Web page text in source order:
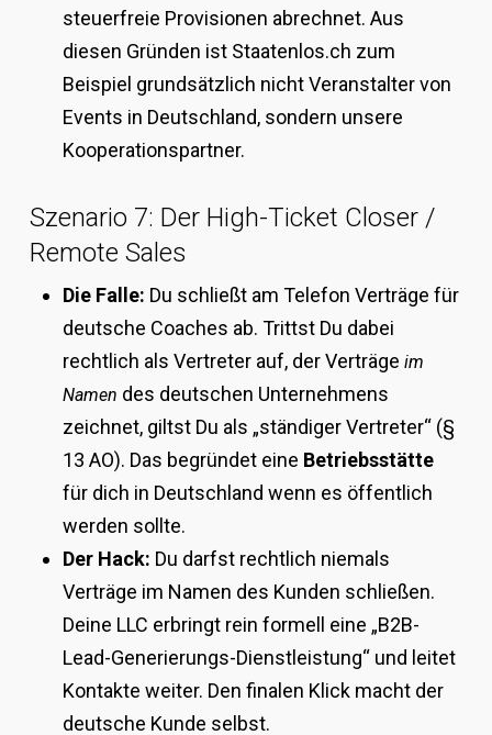
steuerfreie Provisionen abrechnet. Aus
diesen Gründen ist Staatenlos.ch zum
Beispiel grundsätzlich nicht Veranstalter von
Events in Deutschland, sondern unsere
Kooperationspartner.
Szenario 7: Der High-Ticket Closer /
Remote Sales
Die Falle: Du schließt am Telefon Verträge für
deutsche Coaches ab. Trittst Du dabei
rechtlich als Vertreter auf, der Verträge im
Namen des deutschen Unternehmens
zeichnet, giltst Du als „ständiger Vertreter“ (§
13 AO). Das begründet eine Betriebsstätte
für dich in Deutschland wenn es öffentlich
werden sollte.
Der Hack: Du darfst rechtlich niemals
Verträge im Namen des Kunden schließen.
Deine LLC erbringt rein formell eine „B2B-
Lead-Generierungs-Dienstleistung“ und leitet
Kontakte weiter. Den finalen Klick macht der
deutsche Kunde selbst.